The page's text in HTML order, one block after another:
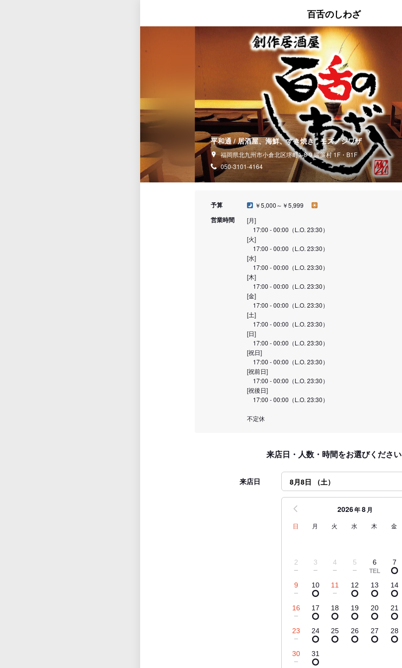
百舌のしわざ
平和通 / 居酒屋、海鮮、すき焼き モズノシワザ
福岡県北九州市小倉北区堺町1-8-9 暖簾村 1F・B1F
050-3101-4164
予算 ￥5,000～￥5,999
営業時間
[月]
17:00 - 00:00（L.O. 23:30）
[火]
17:00 - 00:00（L.O. 23:30）
[水]
17:00 - 00:00（L.O. 23:30）
[木]
17:00 - 00:00（L.O. 23:30）
[金]
17:00 - 00:00（L.O. 23:30）
[土]
17:00 - 00:00（L.O. 23:30）
[日]
17:00 - 00:00（L.O. 23:30）
[祝日]
17:00 - 00:00（L.O. 23:30）
[祝前日]
17:00 - 00:00（L.O. 23:30）
[祝後日]
17:00 - 00:00（L.O. 23:30）
不定休
来店日・人数・時間をお選びください
来店日 8月8日 （土）
2026年8月
日 月 火 水 木 金
2 3 4 5 6 7
9 10 11 12 13 14
16 17 18 19 20 21
23 24 25 26 27 28
30 31